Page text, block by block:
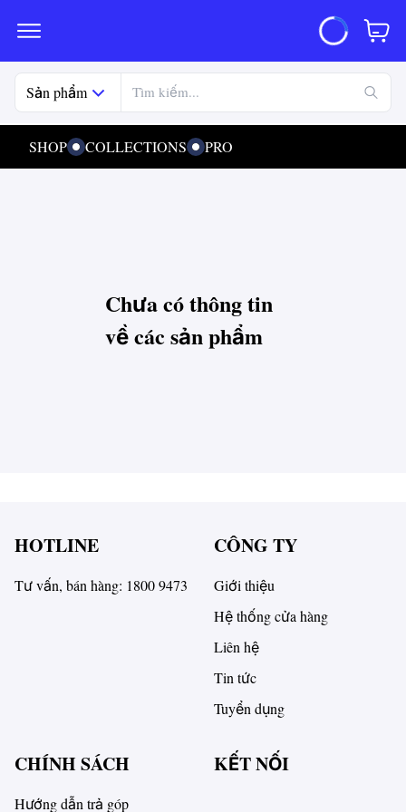
Sản phẩm
SHOP COLLECTIONS PRO
Chưa có thông tin
về các sản phẩm
HOTLINE
Tư vấn, bán hàng: 1800 9473
CÔNG TY
Giới thiệu
Hệ thống cửa hàng
Liên hệ
Tin tức
Tuyển dụng
CHÍNH SÁCH
Hướng dẫn trả góp
KẾT NỐI